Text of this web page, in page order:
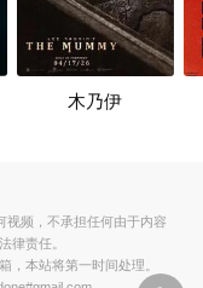
木乃伊
视频，不承担任何由于内容
律责任。
，本站将第一时间处理。